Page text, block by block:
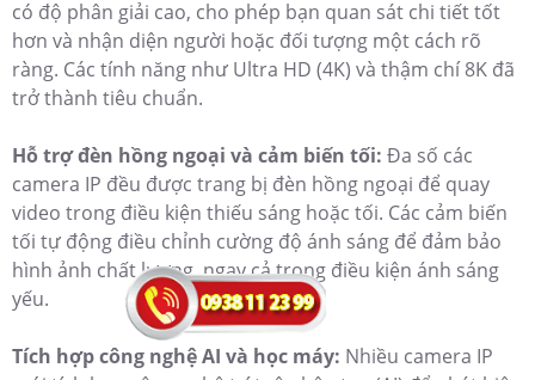
có độ phân giải cao, cho phép bạn quan sát chi tiết tốt
hơn và nhận diện người hoặc đối tượng một cách rõ
ràng. Các tính năng như Ultra HD (4K) và thậm chí 8K đã
trở thành tiêu chuẩn.
Hỗ trợ đèn hồng ngoại và cảm biến tối: Đa số các
camera IP đều được trang bị đèn hồng ngoại để quay
video trong điều kiện thiếu sáng hoặc tối. Các cảm biến
tối tự động điều chỉnh cường độ ánh sáng để đảm bảo
hình ảnh chất lượng, ngay cả trong điều kiện ánh sáng
yếu.
Tích hợp công nghệ AI và học máy: Nhiều camera IP